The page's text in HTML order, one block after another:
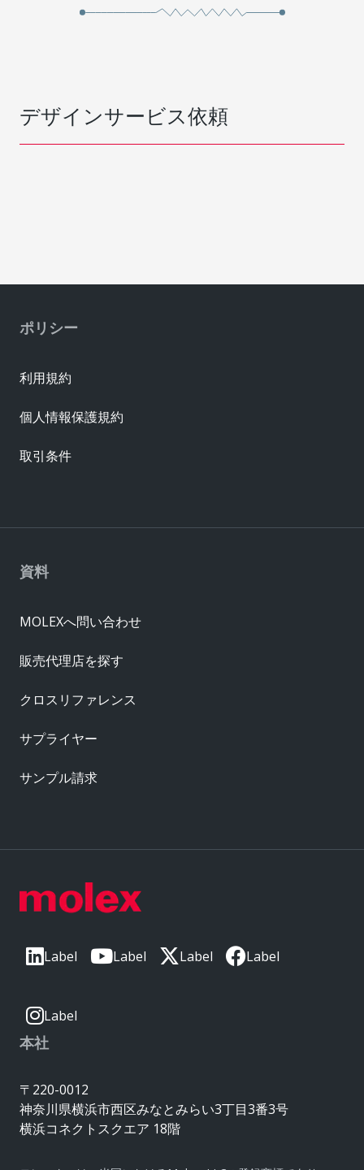
デザインサービス依頼
Label Label Label Label
Label
本社
〒220-0012
神奈川県横浜市西区みなとみらい3丁目3番3号
横浜コネクトスクエア 18階
資料
MOLEXへ問い合わせ
販売代理店を探す
クロスリファレンス
サプライヤー
サンプル請求
ポリシー
利用規約
個人情報保護規約
取引条件